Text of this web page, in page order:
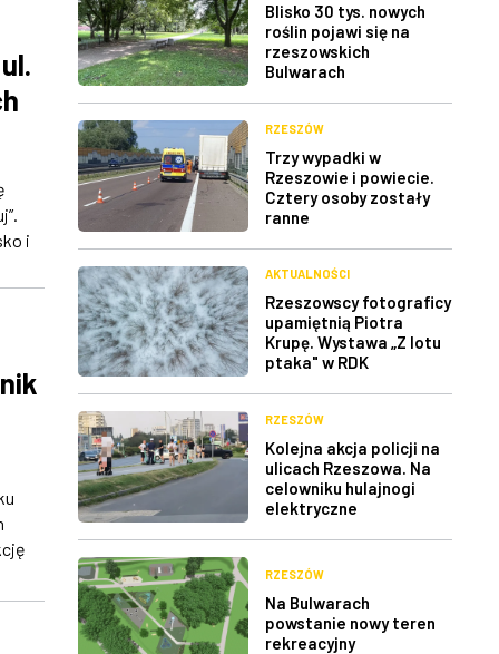
i
Blisko 30 tys. nowych
roślin pojawi się na
rzeszowskich
Bulwarach
RZESZÓW
Trzy wypadki w
Rzeszowie i powiecie.
Cztery osoby zostały
ranne
AKTUALNOŚCI
Rzeszowscy fotograficy
upamiętnią Piotra
Krupę. Wystawa „Z lotu
ptaka" w RDK
RZESZÓW
Kolejna akcja policji na
ulicach Rzeszowa. Na
celowniku hulajnogi
elektryczne
RZESZÓW
Na Bulwarach
powstanie nowy teren
rekreacyjny